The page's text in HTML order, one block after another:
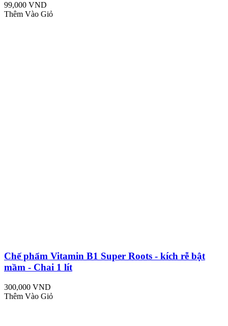
99,000 VND
Thêm Vào Giỏ
Chế phẩm Vitamin B1 Super Roots - kích rễ bật
mầm - Chai 1 lít
300,000 VND
Thêm Vào Giỏ